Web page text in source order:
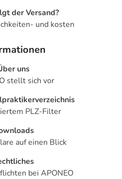
der Versand?
und kosten
uns
stellt sich vor
PLZ-Filter
auf einen Blick
bei APONEO